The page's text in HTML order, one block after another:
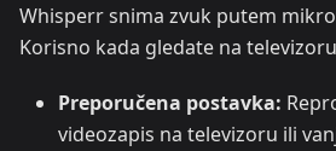
Whisperr snima zvuk putem
Korisno kada gledate na
Preporučena postavka:
videozapis na televizoru ili